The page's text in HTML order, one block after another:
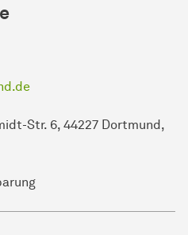
Str. 6, 44227 Dortmund,